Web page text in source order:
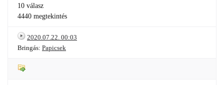
10 válasz
4440 megtekintés
2020.07.22. 00:03
Bringás: Papicsek